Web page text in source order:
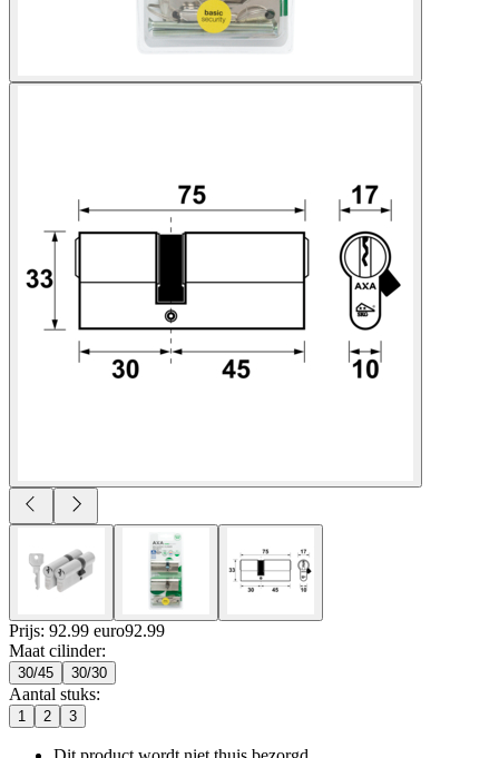
Prijs: 92.99 euro92.99
Maat cilinder:
30/45 30/30
Aantal stuks:
1 2 3